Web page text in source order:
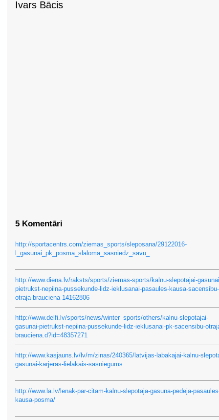
Ivars Bācis
5 Komentāri
http://sportacentrs.com/ziemas_sports/sleposana/29122016-
l_gasunai_pk_posma_slaloma_sasniedz_savu_
http://www.diena.lv/raksts/sports/ziemas-sports/kalnu-slepotajai-
pietrukst-nepilna-pussekunde-lidz-ieklusanai-pasaules-kausa-sacensibu-
otraja-brauciena-14162806
http://www.delfi.lv/sports/news/winter_sports/others/kalnu-slepotajai-
gasunai-pietrukst-nepilna-pussekunde-lidz-ieklusanai-pk-sacensibu-
brauciena.d?id=48357271
http://www.kasjauns.lv/lv/m/zinas/240365/latvijas-labakajai-kalnu-
gasunai-karjeras-lielakais-sasniegums
http://www.la.lv/lenak-par-citam-kalnu-slepotaja-gasuna-pedeja-
kausa-posma/